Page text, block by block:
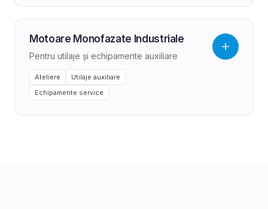
Motoare Monofazate Industriale
Pentru utilaje și echipamente auxiliare
Ateliere
Utilaje auxiliare
Echipamente service